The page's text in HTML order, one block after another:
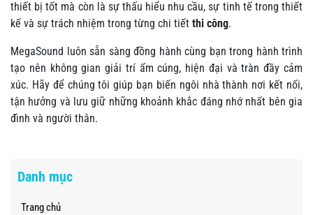
thiết bị tốt mà còn là sự thấu hiểu nhu cầu, sự tinh tế trong thiết
kế và sự trách nhiệm trong từng chi tiết thi công.
MegaSound luôn sẵn sàng đồng hành cùng bạn trong hành trình
tạo nên không gian giải trí ấm cúng, hiện đại và tràn đầy cảm
xúc. Hãy để chúng tôi giúp bạn biến ngôi nhà thành nơi kết nối,
tận hưởng và lưu giữ những khoảnh khắc đáng nhớ nhất bên gia
đình và người thân.
Danh mục
Trang chủ